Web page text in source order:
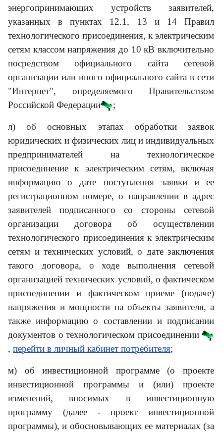
энергопринимающих устройств заявителей,
указанных в пунктах 12.1, 13 и 14 Правил
технологического присоединения, к электрическим
сетям классом напряжения до 10 кВ включительно
посредством официального сайта сетевой
организации или иного официального сайта в сети
"Интернет", определяемого Правительством
Российской Федерации
;
л) об основных этапах обработки заявок
юридических и физических лиц и индивидуальных
предпринимателей на технологическое
присоединение к электрическим сетям, включая
информацию о дате поступления заявки и ее
регистрационном номере, о направлении в адрес
заявителей подписанного со стороны сетевой
организации договора об осуществлении
технологического присоединения к электрическим
сетям и технических условий, о дате заключения
такого договора, о ходе выполнения сетевой
организацией технических условий, о фактическом
присоединении и фактическом приеме (подаче)
напряжения и мощности на объекты заявителя, а
также информацию о составлении и подписании
документов о технологическом присоединении
, перейти в личный кабинет потребителя;
м) об инвестиционной программе (о проекте
инвестиционной программы и (или) проекте
изменений, вносимых в инвестиционную
программу (далее - проект инвестиционной
программы), и обосновывающих ее материалах (за